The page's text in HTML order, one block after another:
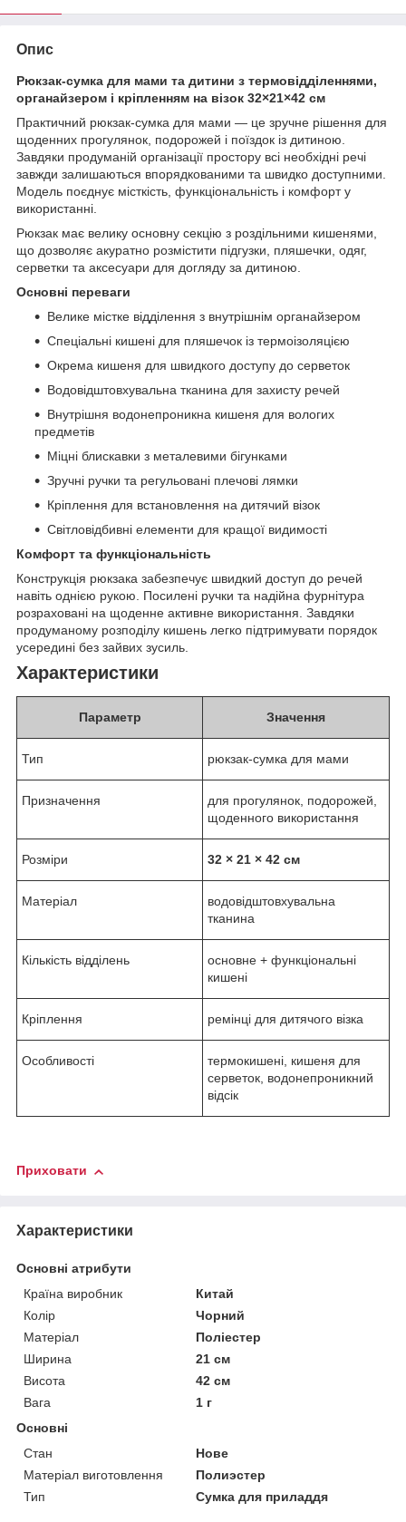
Опис
Рюкзак-сумка для мами та дитини з термовідділеннями,
органайзером і кріпленням на візок 32×21×42 см
Практичний рюкзак-сумка для мами — це зручне рішення для
щоденних прогулянок, подорожей і поїздок із дитиною.
Завдяки продуманій організації простору всі необхідні речі
завжди залишаються впорядкованими та швидко доступними.
Модель поєднує місткість, функціональність і комфорт у
використанні.
Рюкзак має велику основну секцію з роздільними кишенями,
що дозволяє акуратно розмістити підгузки, пляшечки, одяг,
серветки та аксесуари для догляду за дитиною.
Основні переваги
Велике містке відділення з внутрішнім органайзером
Спеціальні кишені для пляшечок із термоізоляцією
Окрема кишеня для швидкого доступу до серветок
Водовідштовхувальна тканина для захисту речей
Внутрішня водонепроникна кишеня для вологих
предметів
Міцні блискавки з металевими бігунками
Зручні ручки та регульовані плечові лямки
Кріплення для встановлення на дитячий візок
Світловідбивні елементи для кращої видимості
Комфорт та функціональність
Конструкція рюкзака забезпечує швидкий доступ до речей
навіть однією рукою. Посилені ручки та надійна фурнітура
розраховані на щоденне активне використання. Завдяки
продуманому розподілу кишень легко підтримувати порядок
усередині без зайвих зусиль.
Характеристики
Параметр Значення
Тип рюкзак-сумка для мами
Призначення
для прогулянок, подорожей,
щоденного використання
Розміри 32 × 21 × 42 см
Матеріал
водовідштовхувальна
тканина
Кількість відділень
основне + функціональні
кишені
Кріплення ремінці для дитячого візка
Особливості
термокишені, кишеня для
серветок, водонепроникний
відсік
Приховати
Характеристики
Основні атрибути
Країна виробник
Китай
Колір
Чорний
Матеріал
Поліестер
Ширина
21 см
Висота
42 см
Вага
1 г
Основні
Стан
Нове
Матеріал виготовлення
Полиэстер
Тип
Сумка для приладдя